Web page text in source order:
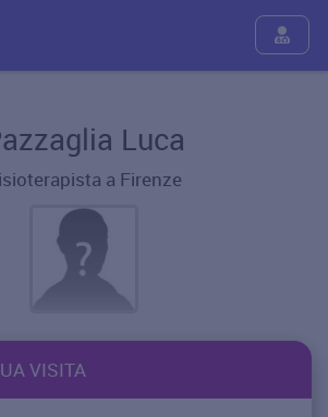
Luca
a Firenze
VISITA